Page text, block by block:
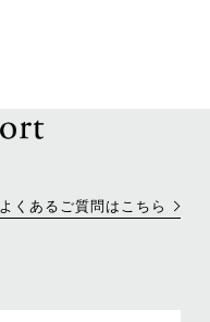
よくあるご質問はこちら